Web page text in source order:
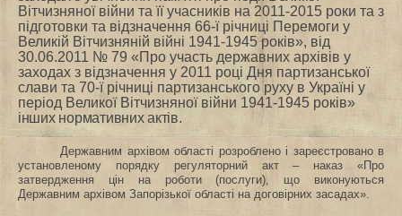
Вітчизняної війни та її учасників на 2011-2015 роки та з
підготовки та відзначення 66-ї річниці Перемоги у
Великій Вітчизняній війні 1941-1945 років», від
30.06.2011 № 79 «Про участь державних архівів у
заходах з відзначення у 2011 році Дня партизанської
слави та 70-ї річниці партизанського руху в Україні у
період Великої Вітчизняної війни 1941-1945 років»
інших нормативних актів.
Державним архівом області розроблено і зареєстровано в
установленому порядку регуляторний акт – наказ «Про
затвердження цін на роботи (послуги), що виконуються
Державним архівом Запорізької області на договірних засадах».